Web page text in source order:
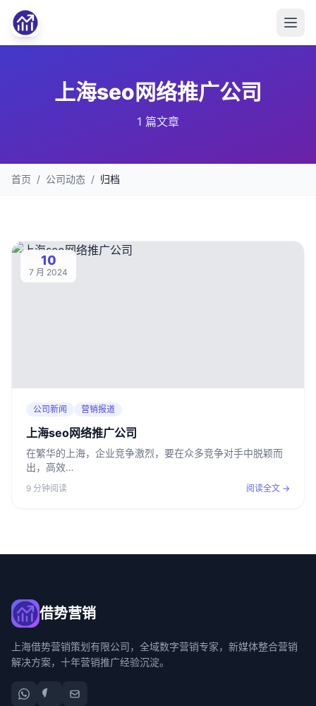
上海seo网络推广公司
1 篇文章
首页 / 公司动态 / 归档
10
7 月 2024
公司新闻 营销报道
上海seo网络推广公司
在繁华的上海，企业竞争激烈，要在众多竞争对手中脱颖而
出，高效…
9 分钟阅读 阅读全文 →
借势营销
上海借势营销策划有限公司，全域数字营销专家，新媒体整合营销
解决方案，十年营销推广经验沉淀。